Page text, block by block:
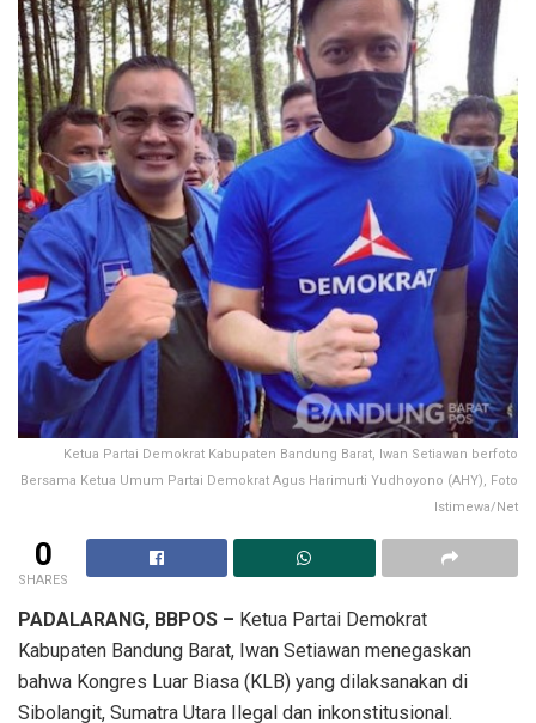
Ketua Partai Demokrat Kabupaten Bandung Barat, Iwan Setiawan berfoto
Bersama Ketua Umum Partai Demokrat Agus Harimurti Yudhoyono (AHY), Foto
Istimewa/Net
0
SHARES
PADALARANG, BBPOS – Ketua Partai Demokrat
Kabupaten Bandung Barat, Iwan Setiawan menegaskan
bahwa Kongres Luar Biasa (KLB) yang dilaksanakan di
Sibolangit, Sumatra Utara Ilegal dan inkonstitusional.